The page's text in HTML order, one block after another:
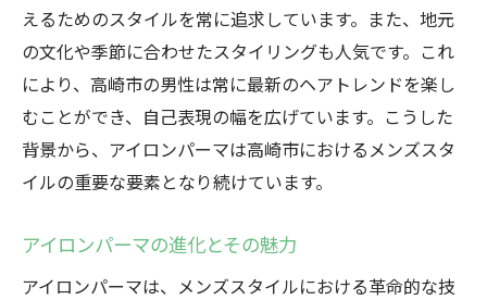
えるためのスタイルを常に追求しています。また、地元
の文化や季節に合わせたスタイリングも人気です。これ
により、高崎市の男性は常に最新のヘアトレンドを楽し
むことができ、自己表現の幅を広げています。こうした
背景から、アイロンパーマは高崎市におけるメンズスタ
イルの重要な要素となり続けています。
アイロンパーマの進化とその魅力
アイロンパーマは、メンズスタイルにおける革命的な技